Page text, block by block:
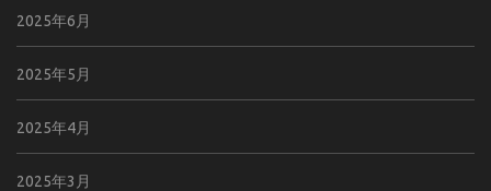
2025年6月
2025年5月
2025年4月
2025年3月